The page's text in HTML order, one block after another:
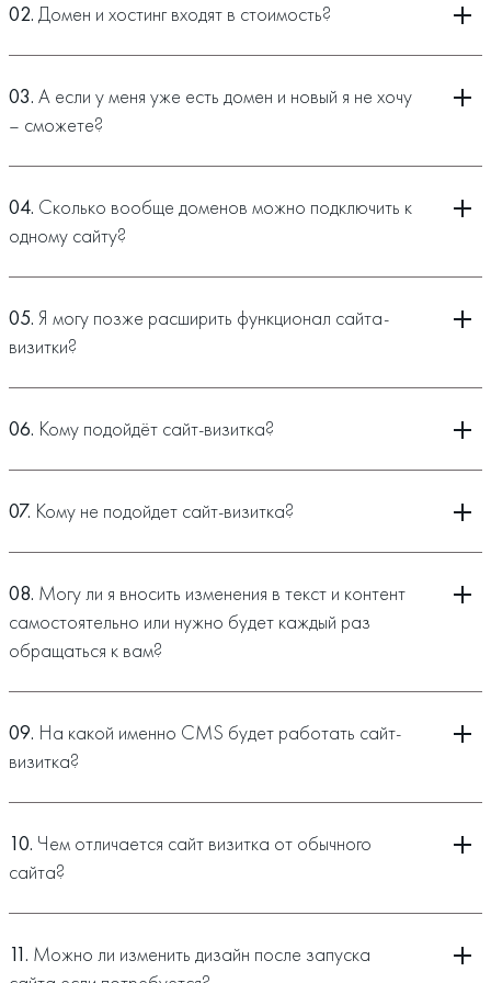
конструкторов быстрой загрузкой как десктопной, так и
мобильной версии даже при отсутствии
высокоскоростного Интернета. Каждая из его страниц
В будущем такой
системами, возможностью собирать заявки в
автоматическом режиме. Или даже превратить его в
оплатой.
02. Домен и хостинг входят в стоимость?
03. А если у меня уже есть домен и новый я не хочу
– сможете?
04. Сколько вообще доменов можно подключить к
одному сайту?
05. Я могу позже расширить функционал сайта-
визитки?
06. Кому подойдёт сайт-визитка?
07. Кому не подойдет сайт-визитка?
08. Могу ли я вносить изменения в текст и контент
самостоятельно или нужно будет каждый раз
обращаться к вам?
09. На какой именно CMS будет работать сайт-
визитка?
10. Чем отличается сайт визитка от обычного
сайта?
11. Можно ли изменить дизайн после запуска